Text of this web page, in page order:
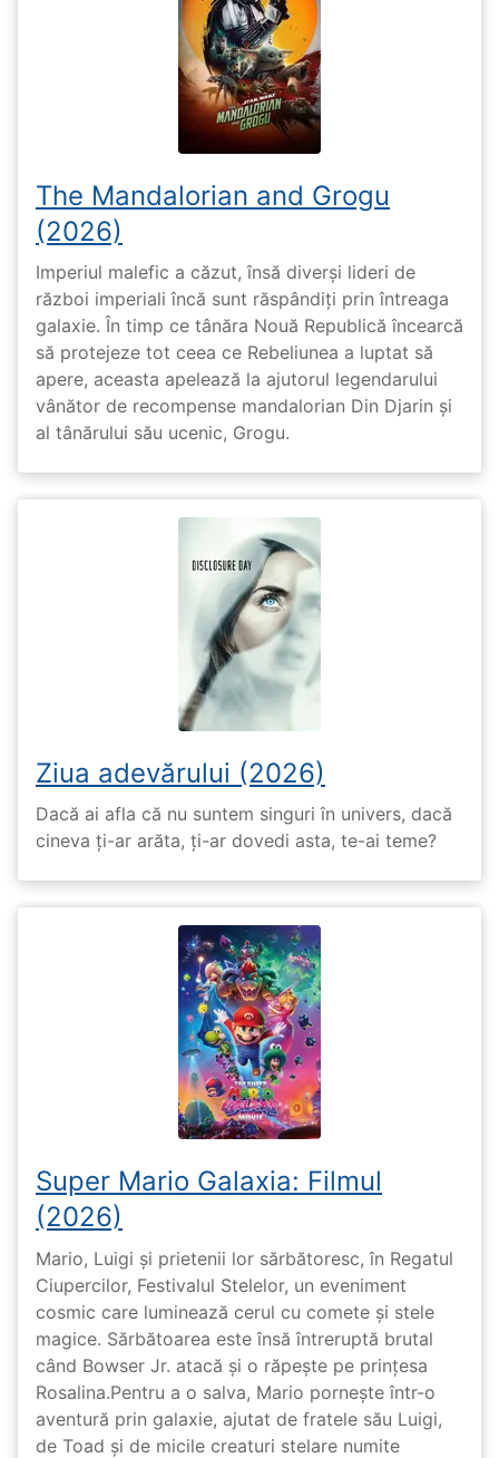
The Mandalorian and Grogu
(2026)
Imperiul malefic a căzut, însă diverși lideri de
război imperiali încă sunt răspândiți prin întreaga
galaxie. În timp ce tânăra Nouă Republică încearcă
să protejeze tot ceea ce Rebeliunea a luptat să
apere, aceasta apelează la ajutorul legendarului
vânător de recompense mandalorian Din Djarin și
al tânărului său ucenic, Grogu.
Ziua adevărului (2026)
Dacă ai afla că nu suntem singuri în univers, dacă
cineva ți-ar arăta, ți-ar dovedi asta, te-ai teme?
Super Mario Galaxia: Filmul
(2026)
Mario, Luigi și prietenii lor sărbătoresc, în Regatul
Ciupercilor, Festivalul Stelelor, un eveniment
cosmic care luminează cerul cu comete și stele
magice. Sărbătoarea este însă întreruptă brutal
când Bowser Jr. atacă și o răpește pe prinţesa
Rosalina.Pentru a o salva, Mario pornește într-o
aventură prin galaxie, ajutat de fratele său Luigi,
de Toad și de micile creaturi stelare numite